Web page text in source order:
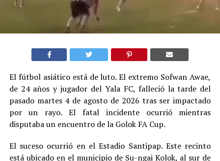
El fútbol asiático está de luto. El extremo Sofwan Awae,
de 24 años y jugador del Yala FC, falleció la tarde del
pasado martes 4 de agosto de 2026 tras ser impactado
por un rayo. El fatal incidente ocurrió mientras
disputaba un encuentro de la Golok FA Cup.
El suceso ocurrió en el Estadio Santipap. Este recinto
está ubicado en el municipio de Su-ngai Kolok, al sur de